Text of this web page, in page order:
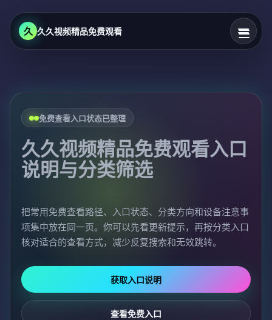
久 久久视频精品免费观看
免费查看入口状态已整理
久久视频精品免费观看入口
说明与分类筛选
把常用免费查看路径、入口状态、分类方向和设备注意事
项集中放在同一页。你可以先看更新提示，再按分类入口
核对适合的查看方式，减少反复搜索和无效跳转。
获取入口说明
查看免费入口